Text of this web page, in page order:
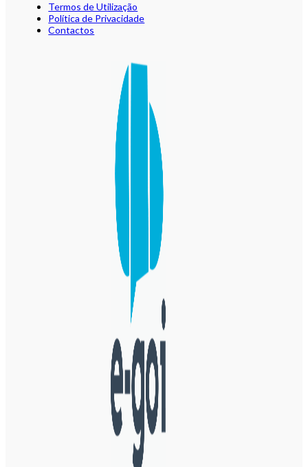
Termos de Utilização
Política de Privacidade
Contactos